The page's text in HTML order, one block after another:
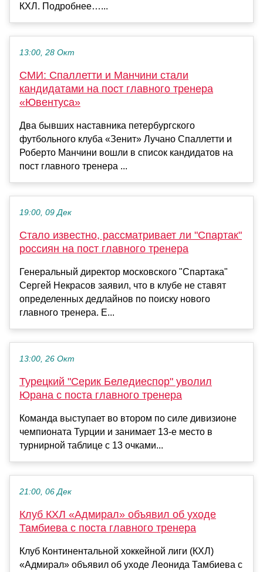
КХЛ. Подробнее…...
13:00, 28 Окт
СМИ: Спаллетти и Манчини стали
кандидатами на пост главного тренера
«Ювентуса»
Два бывших наставника петербургского
футбольного клуба «Зенит» Лучано Спаллетти и
Роберто Манчини вошли в список кандидатов на
пост главного тренера ...
19:00, 09 Дек
Стало известно, рассматривает ли "Спартак"
россиян на пост главного тренера
Генеральный директор московского "Спартака"
Сергей Некрасов заявил, что в клубе не ставят
определенных дедлайнов по поиску нового
главного тренера. Е...
13:00, 26 Окт
Турецкий "Серик Беледиеспор" уволил
Юрана с поста главного тренера
Команда выступает во втором по силе дивизионе
чемпионата Турции и занимает 13-е место в
турнирной таблице с 13 очками...
21:00, 06 Дек
Клуб КХЛ «Адмирал» объявил об уходе
Тамбиева с поста главного тренера
Клуб Континентальной хоккейной лиги (КХЛ)
«Адмирал» объявил об уходе Леонида Тамбиева с